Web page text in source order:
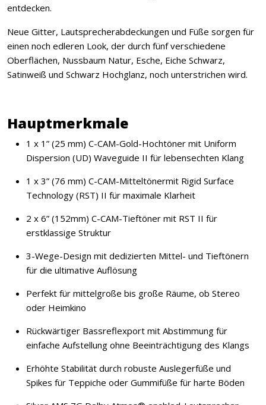
entdecken.
Neue Gitter, Lautsprecherabdeckungen und Füße sorgen für
einen noch edleren Look, der durch fünf verschiedene
Oberflächen, Nussbaum Natur, Esche, Eiche Schwarz,
Satinweiß und Schwarz Hochglanz, noch unterstrichen wird.
Hauptmerkmale
1 x 1” (25 mm) C-CAM-Gold-Hochtöner mit Uniform
Dispersion (UD) Waveguide II für lebensechten Klang
1 x 3” (76 mm) C-CAM-Mitteltönermit Rigid Surface
Technology (RST) II für maximale Klarheit
2 x 6” (152mm) C-CAM-Tieftöner mit RST II für
erstklassige Struktur
3-Wege-Design mit dedizierten Mittel- und Tieftönern
für die ultimative Auflösung
Perfekt für mittelgroße bis große Räume, ob Stereo
oder Heimkino
Rückwärtiger Bassreflexport mit Abstimmung für
einfache Aufstellung ohne Beeinträchtigung des Klangs
Erhöhte Stabilität durch robuste Auslegerfüße und
Spikes für Teppiche oder Gummifüße für harte Böden